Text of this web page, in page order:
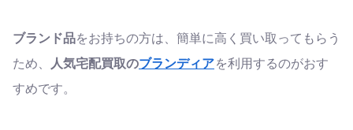
ブランド品をお持ちの方は、簡単に高く買い取ってもらう
ため、
人気宅配買取のブランディアを利用するのがおす
すめです。